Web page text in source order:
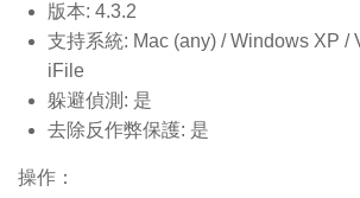
版本: 4.3.2
支持系統: Mac (any) / Windows XP /
iFile
躲避偵測: 是
去除反作弊保護: 是
操作：